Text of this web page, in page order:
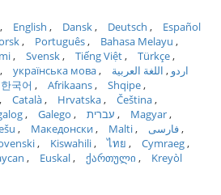
English Dansk Deutsch
Español
Português
Bahasa Melayu
Svensk Tiếng Việt
Türkçe
українська мова اردو
اللغة العربية
한국어 Afrikaans
Shqipe
Català Hrvatska
Čeština
Galego עברית
Magyar
Македонски Malti
فارسی
Kiswahili ไทย
Cymraeg
Euskal ქართული
Kreyòl